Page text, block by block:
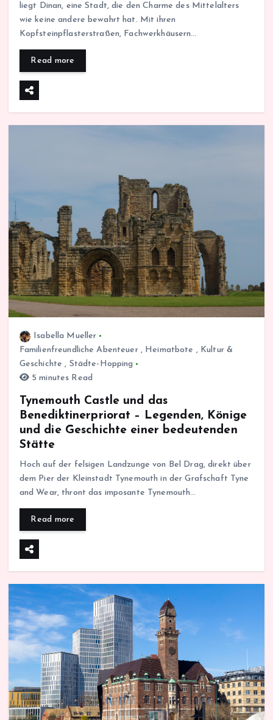
liegt Dinan, eine Stadt, die den Charme des Mittelalters
wie keine andere bewahrt hat. Mit ihren
Kopfsteinpflasterstraßen, Fachwerkhäusern…
Read more
Isabella Mueller
Familienfreundliche Abenteuer, Heimatbote , Kultur &
Geschichte , Städte-Hopping
5 minutes Read
Tynemouth Castle und das
Benediktinerpriorat – Legenden, Könige
und die Geschichte einer bedeutenden
Stätte
Hoch auf der felsigen Landzunge von Bel Drag, direkt über
dem Pier der Kleinstadt Tynemouth in der Grafschaft Tyne
and Wear, thront das imposante Tynemouth…
Read more